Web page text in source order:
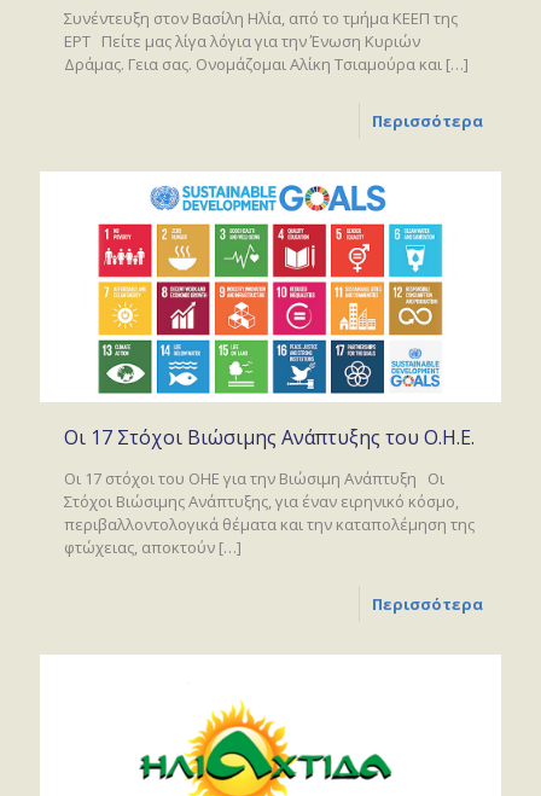
Συνέντευξη στον Βασίλη Ηλία, από το τμήμα ΚΕΕΠ της
ΕΡΤ Πείτε μας λίγα λόγια για την Ένωση Κυριών
Δράμας. Γεια σας. Ονομάζομαι Αλίκη Τσιαμούρα και […]
Περισσότερα
Οι 17 Στόχοι Βιώσιμης Ανάπτυξης του Ο.Η.Ε.
Οι 17 στόχοι του ΟΗΕ για την Βιώσιμη Ανάπτυξη Οι
Στόχοι Βιώσιμης Ανάπτυξης, για έναν ειρηνικό κόσμο,
περιβαλλοντολογικά θέματα και την καταπολέμηση της
φτώχειας, αποκτούν […]
Περισσότερα